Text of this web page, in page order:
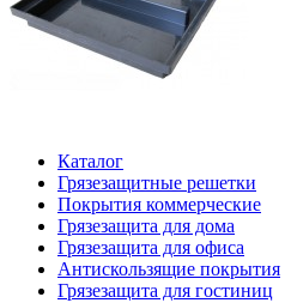
Каталог
Грязезащитные решетки
Покрытия коммерческие
Грязезащита для дома
Грязезащита для офиса
Антискользящие покрытия
Грязезащита для гостиниц